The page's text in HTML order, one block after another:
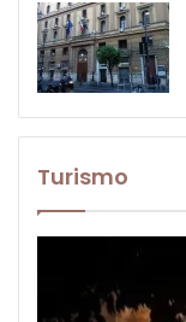
Turismo